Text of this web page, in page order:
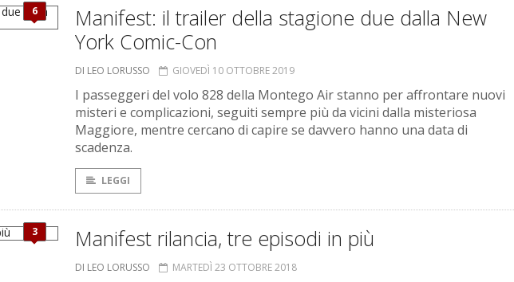
6
Manifest: il trailer della stagione due dalla New
York Comic-Con
DI LEO LORUSSO GIOVEDÌ 10 OTTOBRE 2019
I passeggeri del volo 828 della Montego Air stanno per affrontare nuovi
misteri e complicazioni, seguiti sempre più da vicini dalla misteriosa
Maggiore, mentre cercano di capire se davvero hanno una data di
scadenza.
LEGGI
3 Manifest rilancia, tre episodi in più
DI LEO LORUSSO MARTEDÌ 23 OTTOBRE 2018